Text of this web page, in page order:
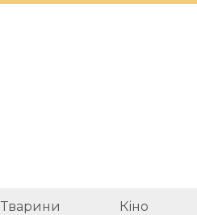
Тварини Кіно